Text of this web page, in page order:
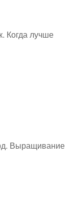
Когда лучше
Выращивание